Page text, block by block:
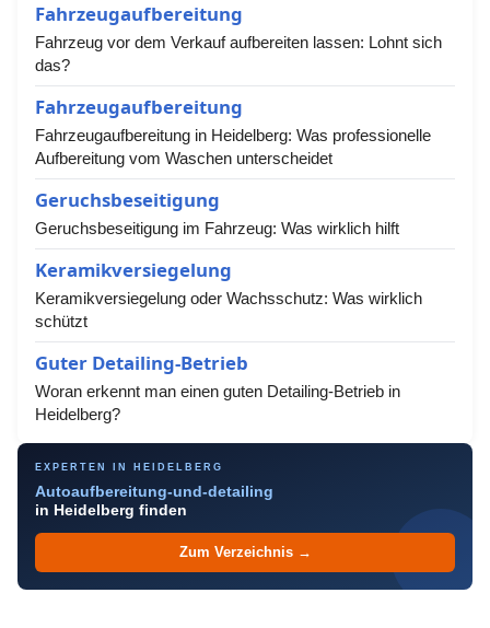
Fahrzeugaufbereitung
Fahrzeug vor dem Verkauf aufbereiten lassen: Lohnt sich
das?
Fahrzeugaufbereitung
Fahrzeugaufbereitung in Heidelberg: Was professionelle
Aufbereitung vom Waschen unterscheidet
Geruchsbeseitigung
Geruchsbeseitigung im Fahrzeug: Was wirklich hilft
Keramikversiegelung
Keramikversiegelung oder Wachsschutz: Was wirklich
schützt
Guter Detailing-Betrieb
Woran erkennt man einen guten Detailing-Betrieb in
Heidelberg?
EXPERTEN IN HEIDELBERG
Autoaufbereitung-und-detailing
in Heidelberg finden
Zum Verzeichnis →